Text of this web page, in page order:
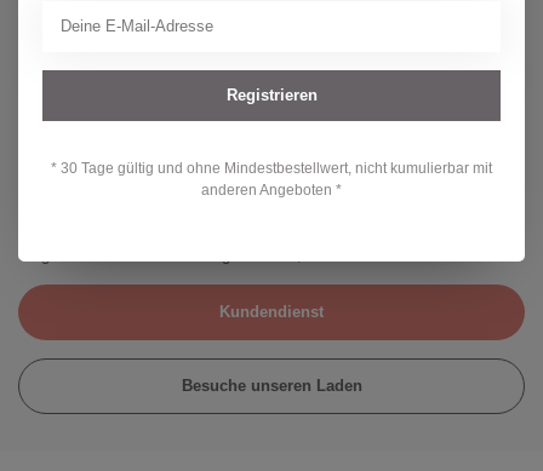
Wir sind für dich da
Hast du eine Frage zu unseren Produkten oder deiner Bestellung? Dann
Fragen und verschiedene Möglichkeiten, uns zu kontaktieren
Kundendienst
Besuche unseren Laden
Bleibe auf dem Laufenden mit unseren Newsletter-Angeboten
Registrieren
* 30 Tage gültig und ohne Mindestbestellwert, nicht kumulierbar mit
anderen Angeboten *